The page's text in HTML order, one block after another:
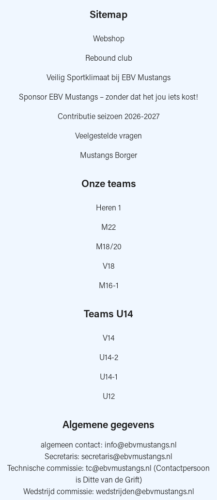
Sitemap
Webshop
Rebound club
Veilig Sportklimaat bij EBV Mustangs
Sponsor EBV Mustangs – zonder dat het jou iets kost!
Contributie seizoen 2026-2027
Veelgestelde vragen
Mustangs Borger
Onze teams
Heren 1
M22
M18/20
V18
M16-1
Teams U14
V14
U14-2
U14-1
U12
Algemene gegevens
algemeen contact: info@ebvmustangs.nl
Secretaris: secretaris@ebvmustangs.nl
Technische commissie: tc@ebvmustangs.nl (Contactpersoon
is Ditte van de Grift)
Wedstrijd commissie: wedstrijden@ebvmustangs.nl